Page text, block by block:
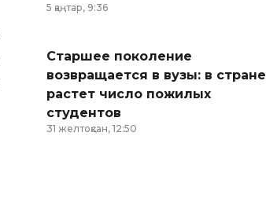
5 қаңтар, 9:36
Старшее поколение
возвращается в вузы: в стране
растет число пожилых
студентов
31 желтоқсан, 12:50